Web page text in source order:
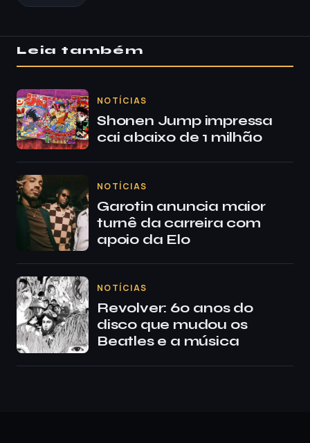
Leia também
NOTÍCIAS
Shonen Jump impressa
cai abaixo de 1 milhão
NOTÍCIAS
Garotin anuncia maior
turnê da carreira com
apoio da Elo
NOTÍCIAS
Revolver: 60 anos do
disco que mudou os
Beatles e a música